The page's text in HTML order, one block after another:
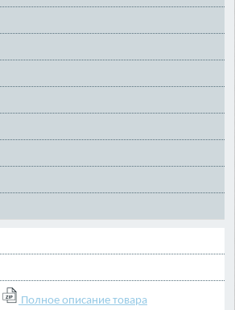
Полное описание товара